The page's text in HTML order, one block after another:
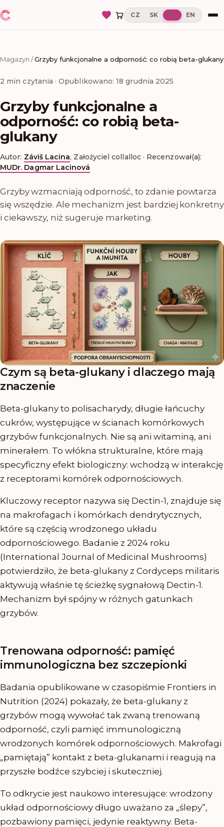
CZ SK PL EN
Magazyn /Grzyby funkcjonalne a odporność: co robią beta-glukany
2 min czytania · Opublikowano: 18 grudnia 2025
Grzyby funkcjonalne a
odporność: co robią beta-
glukany
Autor: Záviš Lacina, Założyciel collalloc· Recenzował(a):
MUDr. Dagmar Lacinová
Grzyby wzmacniają odporność, to zdanie powtarza
się wszędzie. Ale mechanizm jest bardziej konkretny
i ciekawszy, niż sugeruje marketing.
Czym są beta-glukany i dlaczego mają
znaczenie
Beta-glukany to polisacharydy, długie łańcuchy
cukrów, występujące w ścianach komórkowych
grzybów funkcjonalnych. Nie są ani witaminą, ani
minerałem. To włókna strukturalne, które mają
specyficzny efekt biologiczny: wchodzą w interakcję
z receptorami komórek odpornościowych.
Kluczowy receptor nazywa się Dectin-1, znajduje się
na makrofagach i komórkach dendrytycznych,
które są częścią wrodzonego układu
odpornościowego. Badanie z 2024 roku
(International Journal of Medicinal Mushrooms)
potwierdziło, że beta-glukany z Cordyceps militaris
aktywują właśnie tę ścieżkę sygnałową Dectin-1.
Mechanizm był spójny w różnych gatunkach
grzybów.
Trenowana odporność: pamięć
immunologiczna bez szczepionki
Badania opublikowane w czasopiśmie Frontiers in
Nutrition (2024) pokazały, że beta-glukany z
grzybów mogą wywołać tak zwaną trenowaną
odporność, czyli pamięć immunologiczną
wrodzonych komórek odpornościowych. Makrofagi
„pamiętają” kontakt z beta-glukanami i reagują na
przyszłe bodźce szybciej i skuteczniej.
To odkrycie jest naukowo interesujące: wrodzony
układ odpornościowy długo uważano za „ślepy”,
pozbawiony pamięci, jedynie reaktywny. Beta-